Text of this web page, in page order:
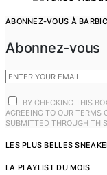
ABONNEZ-VOUS À
Abonnez-vous
BY CHECKING THIS
AGREEING TO OUR TERMS
SUBMITTED THROUGH
LES PLUS BELLES
LA PLAYLIST DU MOIS